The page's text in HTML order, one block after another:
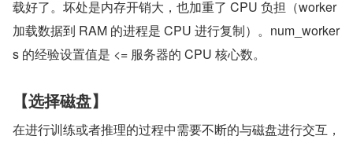
载好了。坏处是内存开销大，也加重了 CPU 负担（worker
加载数据到 RAM 的进程是 CPU 进行复制）。num_worker
s 的经验设置值是 <= 服务器的 CPU 核心数。
【选择磁盘】
在进行训练或者推理的过程中需要不断的与磁盘进行交互，